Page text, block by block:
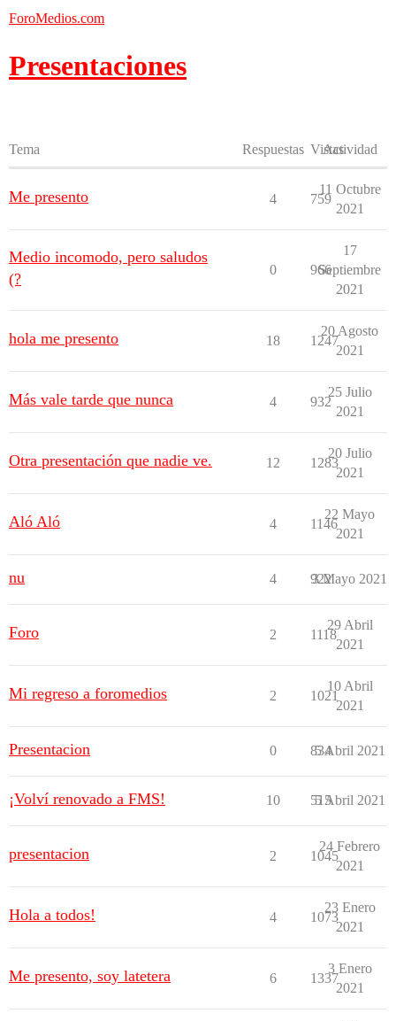
ForoMedios.com
Presentaciones
Tema Respuestas Vistas
Actividad
Me presento 4 759
11 Octubre
2021
Medio incomodo, pero saludos
(?
0 966
17
Septiembre
2021
hola me presento 18 1247
20 Agosto
2021
Más vale tarde que nunca 4 932
25 Julio
2021
Otra presentación que nadie ve. 12 1283
20 Julio
2021
Aló Aló 4 1146
22 Mayo
2021
nu 4 922
3 Mayo 2021
Foro 2 1118
29 Abril
2021
Mi regreso a foromedios 2 1021
10 Abril
2021
Presentacion 0 834
5 Abril 2021
¡Volví renovado a FMS! 10 515
5 Abril 2021
presentacion 2 1045
24 Febrero
2021
Hola a todos! 4 1073
23 Enero
2021
Me presento, soy latetera 6 1337
3 Enero
2021